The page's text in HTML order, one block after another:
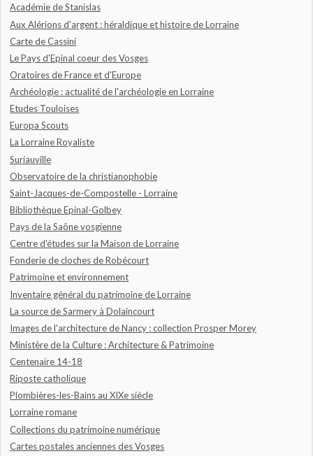
Académie de Stanislas
Aux Alérions d'argent : héraldique et histoire de Lorraine
Carte de Cassini
Le Pays d'Epinal coeur des Vosges
Oratoires de France et d'Europe
Archéologie : actualité de l'archéologie en Lorraine
Etudes Touloises
Europa Scouts
La Lorraine Royaliste
Suriauville
Observatoire de la christianophobie
Saint-Jacques-de-Compostelle - Lorraine
Bibliothèque Epinal-Golbey
Pays de la Saône vosgienne
Centre d'études sur la Maison de Lorraine
Fonderie de cloches de Robécourt
Patrimoine et environnement
Inventaire général du patrimoine de Lorraine
La source de Sarmery à Dolaincourt
Images de l'architecture de Nancy : collection Prosper Morey
Ministère de la Culture : Architecture & Patrimoine
Centenaire 14-18
Riposte catholique
Plombières-les-Bains au XIXe siècle
Lorraine romane
Collections du patrimoine numérique
Cartes postales anciennes des Vosges